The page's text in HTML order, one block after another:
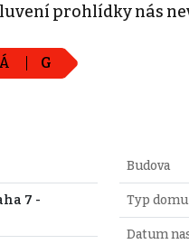
prohlídky nás
G
7 -
Budova
Typ domu
Datum